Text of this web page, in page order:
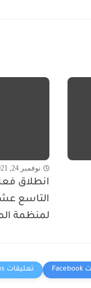
نوفمبر 24, 2021
انطلاق
التاسع
لمنظمة